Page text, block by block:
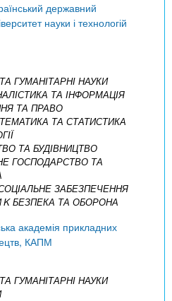
державний
науки і технологій
ГУМАНІТАРНІ НАУКИ
ТА ІНФОРМАЦІЯ
ТА ПРАВО
ТА СТАТИСТИКА
ТА БУДІВНИЦТВО
ГОСПОДАРСТВО ТА
ЗАБЕЗПЕЧЕННЯ
K БЕЗПЕКА ТА ОБОРОНА
академія прикладних
КАПМ
ГУМАНІТАРНІ НАУКИ